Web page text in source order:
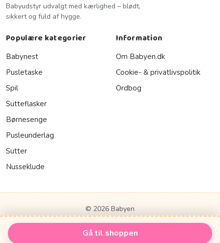
Gå til shoppen
Babyudstyr udvalgt med kærlighed – blødt,
sikkert og fuld af hygge.
Populære kategorier
Babynest
Pusletaske
Spil
Sutteflasker
Børnesenge
Pusleunderlag
Sutter
Nusseklude
Information
Om Babyen.dk
Cookie- & privatlivspolitik
Ordbog
© 2026 Babyen